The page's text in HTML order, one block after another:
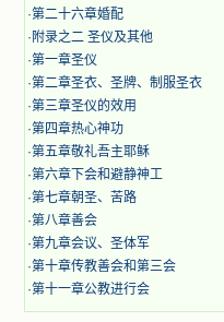
·第二十六章婚配
· 附录之二 圣仪及其他
·第一章圣仪
·第二章圣衣、圣牌、制服圣衣
·第三章圣仪的效用
·第四章热心神功
·第五章敬礼吾主耶稣
·第六章下会和避静神工
·第七章朝圣、苦路
·第八章善会
·第九章会议、圣体军
·第十章传教善会和第三会
·第十一章公教进行会